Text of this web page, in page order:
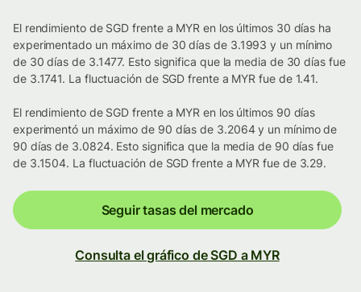
El rendimiento de SGD frente a MYR en los últimos 30 días ha
experimentado un máximo de 30 días de 3.1993 y un mínimo
de 30 días de 3.1477. Esto significa que la media de 30 días fue
de 3.1741. La fluctuación de SGD frente a MYR fue de 1.41.
El rendimiento de SGD frente a MYR en los últimos 90 días
experimentó un máximo de 90 días de 3.2064 y un mínimo de
90 días de 3.0824. Esto significa que la media de 90 días fue
de 3.1504. La fluctuación de SGD frente a MYR fue de 3.29.
Seguir tasas del mercado
Consulta el gráfico de SGD a MYR